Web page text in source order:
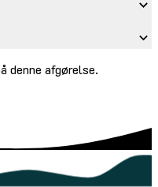
denne afgørelse.